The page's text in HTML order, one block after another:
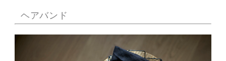
ヘアバンド